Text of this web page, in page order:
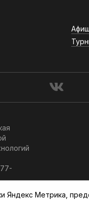
Яндекс Метрика,